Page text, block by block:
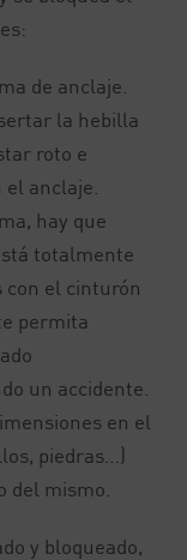
de anclaje.
la hebilla
roto e
anclaje.
hay que
totalmente
con el cinturón
permita
un accidente.
en el
piedras…)
del mismo.
y bloqueado,